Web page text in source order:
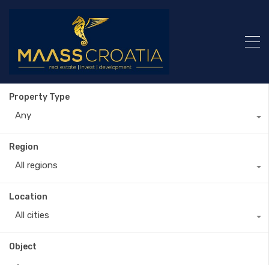
Property Type
Any
Region
All regions
Location
All cities
Object